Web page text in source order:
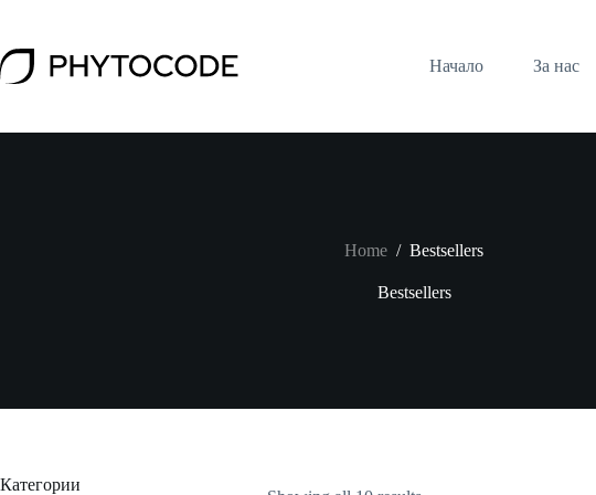
content
Начало
За нас
Home / Bestsellers
Bestsellers
Категории